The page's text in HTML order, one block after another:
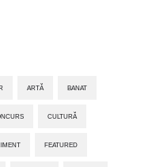
ARTĂ BANAT
CULTURĂ
FEATURED